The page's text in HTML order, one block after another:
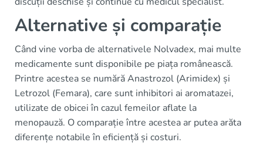
Alternative și comparație
Când vine vorba de alternativele Nolvadex, mai multe
medicamente sunt disponibile pe piața românească.
Printre acestea se numără Anastrozol (Arimidex) și
Letrozol (Femara), care sunt inhibitori ai aromatazei,
utilizate de obicei în cazul femeilor aflate la
menopauză. O comparație între acestea ar putea arăta
diferențe notabile în eficiență și costuri.